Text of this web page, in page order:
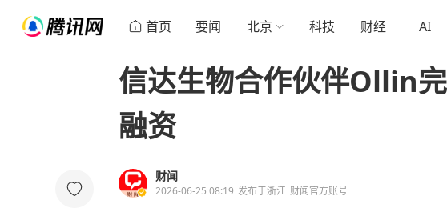
首页 要闻 北京 科技 财经 AI
信达生物合作伙伴Ollin
融资
财闻
2026-06-25 08:19 发布于浙江 财闻官方账号